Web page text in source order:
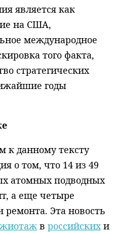
является как
на США,
международное
того факта,
стратегических
годы
к данному тексту
о том, что 14 из 49
атомных подводных
а еще четыре
ремонта. Эта новость
в российских и